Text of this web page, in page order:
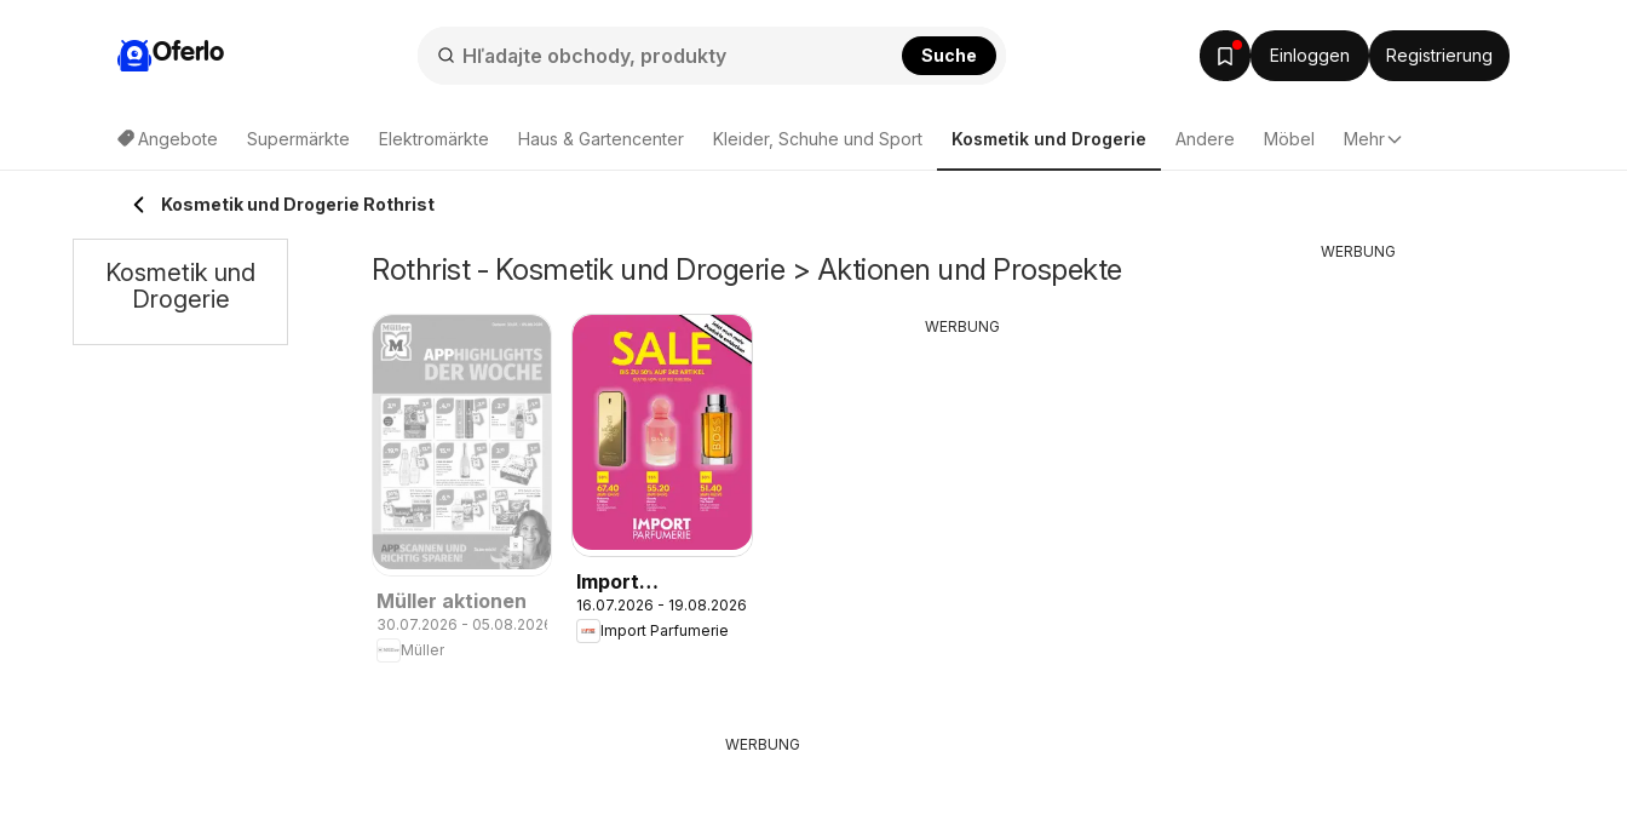
Oferlo Suche Einloggen Registrierung
Angebote Supermärkte Elektromärkte Haus & Gartencenter Kleider, Schuhe und Sport Kosmetik und Drogerie Andere Möbel Mehr
Kosmetik und Drogerie Rothrist
Rothrist - Kosmetik und Drogerie > Aktionen und Prospekte
Müller aktionen
30.07.2026 - 05.08.2026
Müller
Import
Parfumerie
aktionen
16.07.2026 - 19.08.2026
Import Parfumerie
WERBUNG
WERBUNG
Kosmetik und
Drogerie
WERBUNG